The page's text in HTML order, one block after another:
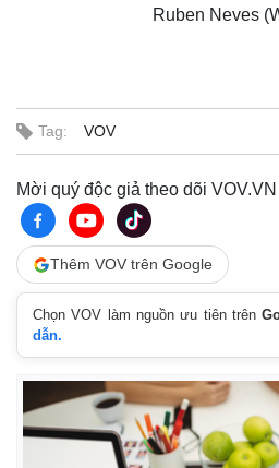
Kinh tế
Bất động sản
Khởi nghiệp
Ruben Neves
Tag: VOV
Mời quý độc giả theo dõi VOV.VN
Thêm VOV trên Google
Chọn VOV làm nguồn ưu tiên trên
dẫn.